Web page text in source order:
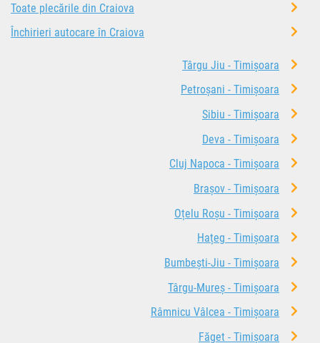
Toate plecările din Craiova
Închirieri autocare în Craiova
Târgu Jiu - Timișoara
Petroșani - Timișoara
Sibiu - Timișoara
Deva - Timișoara
Cluj Napoca - Timișoara
Brașov - Timișoara
Oțelu Roșu - Timișoara
Hațeg - Timișoara
Bumbești-Jiu - Timișoara
Târgu-Mureș - Timișoara
Râmnicu Vâlcea - Timișoara
Făget - Timișoara